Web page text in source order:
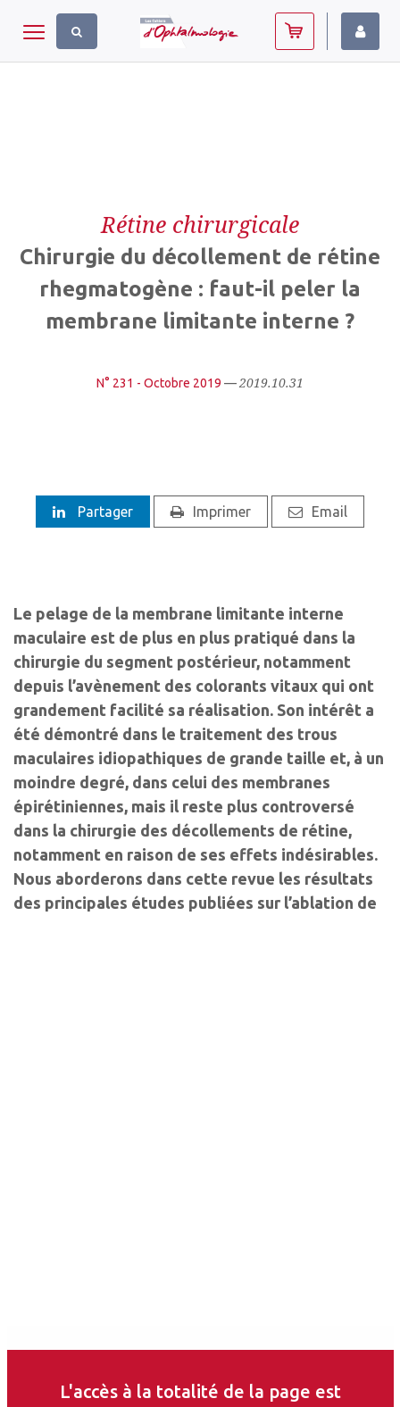
Toggle navigation
Rétine chirurgicale
Chirurgie du décollement de rétine
rhegmatogène : faut-il peler la
membrane limitante interne ?
N° 231 - Octobre 2019 —2019.10.31
Partager Imprimer Email
Le pelage de la membrane limitante interne
maculaire est de plus en plus pratiqué dans la
chirurgie du segment postérieur, notamment
depuis l’avènement des colorants vitaux qui ont
grandement facilité sa réalisation. Son intérêt a
été démontré dans le traitement des trous
maculaires idiopathiques de grande taille et, à un
moindre degré, dans celui des membranes
épirétiniennes, mais il reste plus controversé
dans la chirurgie des décollements de rétine,
notamment en raison de ses effets indésirables.
Nous aborderons dans cette revue les résultats
des principales études publiées sur l’ablation de
L'accès à la totalité de la page est
Panneau de gestion des cookies